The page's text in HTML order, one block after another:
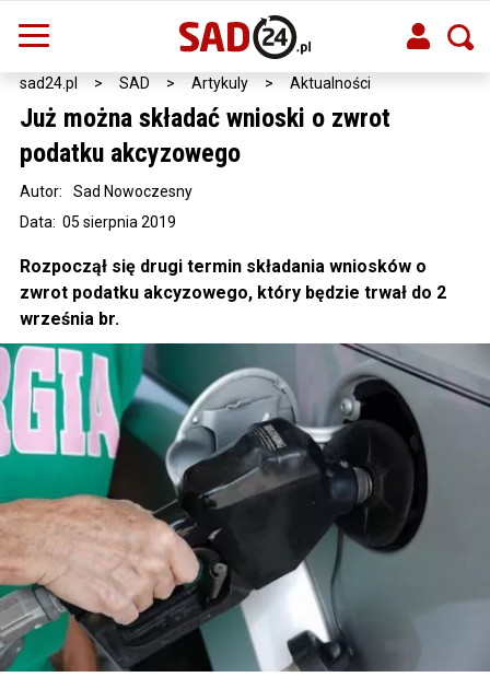
sad24.pl > SAD > Artykuly > Aktualności
Już można składać wnioski o zwrot
podatku akcyzowego
Data: 05 sierpnia 2019
Autor: Sad Nowoczesny
Rozpoczął się drugi termin składania wniosków o
zwrot podatku akcyzowego, który będzie trwał do 2
września br.